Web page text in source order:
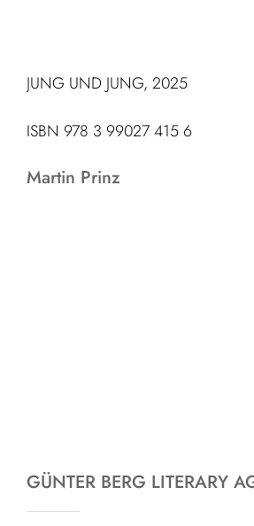
JUNG UND JUNG, 2025
ISBN 978 3 99027 415 6
Martin Prinz
GÜNTER BERG LITERARY